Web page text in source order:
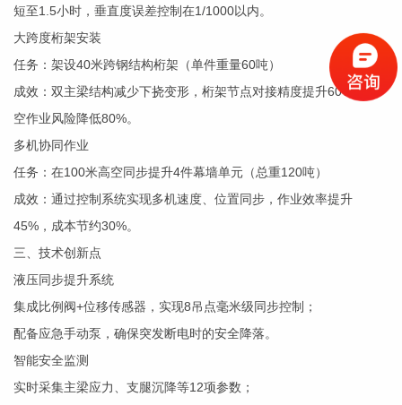
短至1.5小时，垂直度误差控制在1/1000以内。
大跨度桁架安装
任务：架设40米跨钢结构桁架（单件重量60吨）
成效：双主梁结构减少下挠变形，桁架节点对接精度提升60%，高
空作业风险降低80%。
多机协同作业
任务：在100米高空同步提升4件幕墙单元（总重120吨）
成效：通过控制系统实现多机速度、位置同步，作业效率提升
45%，成本节约30%。
三、技术创新点
液压同步提升系统
集成比例阀+位移传感器，实现8吊点毫米级同步控制；
配备应急手动泵，确保突发断电时的安全降落。
智能安全监测
实时采集主梁应力、支腿沉降等12项参数；